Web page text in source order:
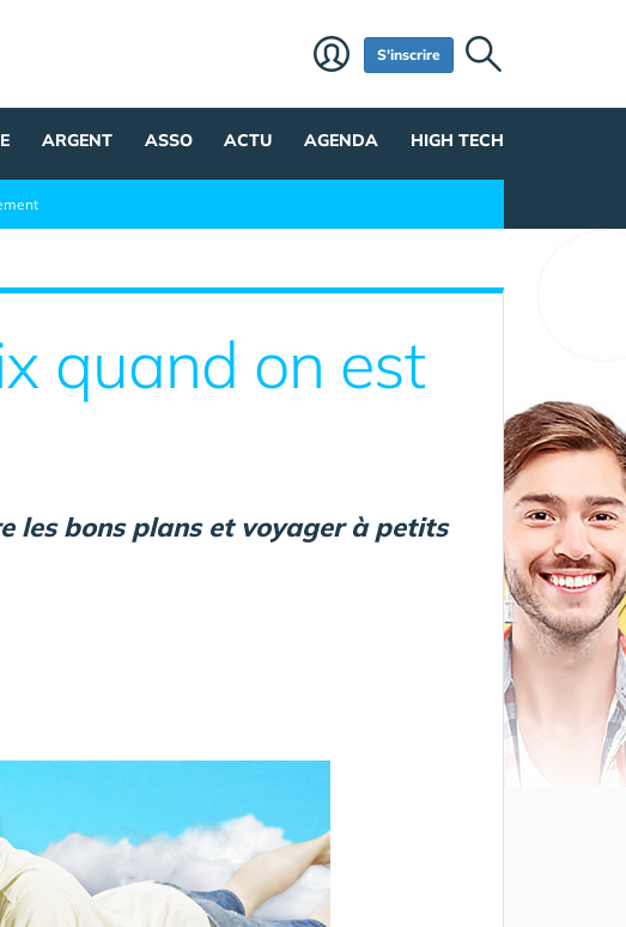
S'inscrire
ARGENT ASSO ACTU AGENDA HIGH TECH
quand on est
les bons plans et voyager à petits